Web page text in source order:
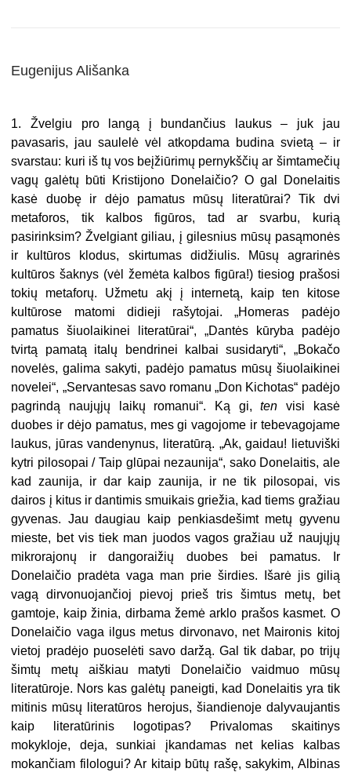
Eugenijus Ališanka
1. Žvelgiu pro langą į bundančius laukus – juk jau
pavasaris, jau saulelė vėl atkopdama budina svietą – ir
svarstau: kuri iš tų vos beįžiūrimų pernykščių ar šimtamečių
vagų galėtų būti Kristijono Donelaičio? O gal Donelaitis
kasė duobę ir dėjo pamatus mūsų literatūrai? Tik dvi
metaforos, tik kalbos figūros, tad ar svarbu, kurią
pasirinksim? Žvelgiant giliau, į gilesnius mūsų pasąmonės
ir kultūros klodus, skirtumas didžiulis. Mūsų agrarinės
kultūros šaknys (vėl žemėta kalbos figūra!) tiesiog prašosi
tokių metaforų. Užmetu akį į internetą, kaip ten kitose
kultūrose matomi didieji rašytojai. „Homeras padėjo
pamatus šiuolaikinei literatūrai“, „Dantės kūryba padėjo
tvirtą pamatą italų bendrinei kalbai susidaryti“, „Bokačo
novelės, galima sakyti, padėjo pamatus mūsų šiuolaikinei
novelei“, „Servantesas savo romanu „Don Kichotas“ padėjo
pagrindą naujųjų laikų romanui“. Ką gi,ten visi kasė
duobes ir dėjo pamatus, mes gi vagojome ir tebevagojame
laukus, jūras vandenynus, literatūrą. „Ak, gaidau! lietuviški
kytri pilosopai / Taip glūpai nezaunija“, sako Donelaitis, ale
kad zaunija, ir dar kaip zaunija, ir ne tik pilosopai, vis
dairos į kitus ir dantimis smuikais griežia, kad tiems gražiau
gyvenas. Jau daugiau kaip penkiasdešimt metų gyvenu
mieste, bet vis tiek man juodos vagos gražiau už naujųjų
mikrorajonų ir dangoraižių duobes bei pamatus. Ir
Donelaičio pradėta vaga man prie širdies. Išarė jis gilią
vagą dirvonuojančioj pievoj prieš tris šimtus metų, bet
gamtoje, kaip žinia, dirbama žemė arklo prašos kasmet. O
Donelaičio vaga ilgus metus dirvonavo, net Maironis kitoj
vietoj pradėjo puoselėti savo daržą. Gal tik dabar, po trijų
šimtų metų aiškiau matyti Donelaičio vaidmuo mūsų
literatūroje. Nors kas galėtų paneigti, kad Donelaitis yra tik
mitinis mūsų literatūros herojus, šiandienoje dalyvaujantis
kaip literatūrinis logotipas? Privalomas skaitinys
mokykloje, deja, sunkiai įkandamas net kelias kalbas
mokančiam filologui? Ar kitaip būtų rašę, sakykim, Albinas